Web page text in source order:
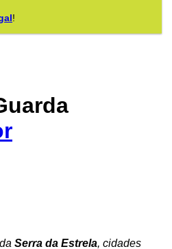
!
Serra da Estrela, cidades